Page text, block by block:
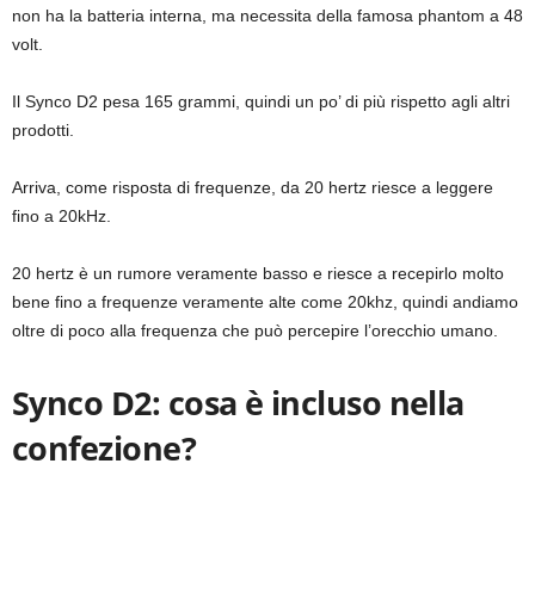
non ha la batteria interna, ma necessita della famosa phantom a 48
volt.
Il Synco D2 pesa 165 grammi, quindi un po’ di più rispetto agli altri
prodotti.
Arriva, come risposta di frequenze, da 20 hertz riesce a leggere
fino a 20kHz.
20 hertz è un rumore veramente basso e riesce a recepirlo molto
bene fino a frequenze veramente alte come 20khz, quindi andiamo
oltre di poco alla frequenza che può percepire l’orecchio umano.
Synco D2: cosa è incluso nella
confezione?